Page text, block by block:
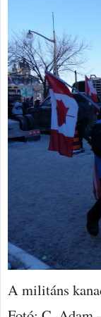
A militáns